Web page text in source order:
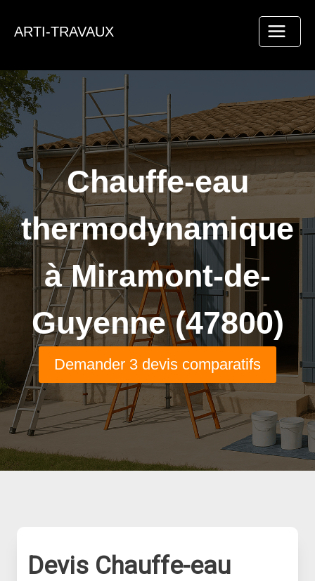
ARTI-TRAVAUX
Chauffe-eau
thermodynamique
à Miramont-de-
Guyenne (47800)
Demander 3 devis comparatifs
Devis Chauffe-eau